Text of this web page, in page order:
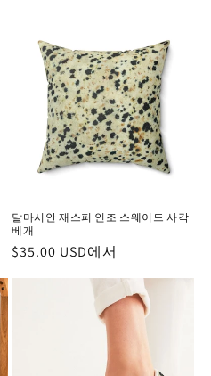
달마시안 재스퍼 인조 스웨이드 사각
베개
정
$35.00 USD에서